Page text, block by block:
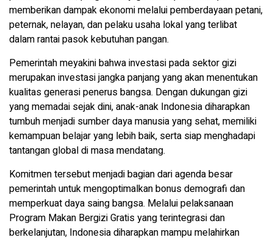
memberikan dampak ekonomi melalui pemberdayaan petani,
peternak, nelayan, dan pelaku usaha lokal yang terlibat
dalam rantai pasok kebutuhan pangan.
Pemerintah meyakini bahwa investasi pada sektor gizi
merupakan investasi jangka panjang yang akan menentukan
kualitas generasi penerus bangsa. Dengan dukungan gizi
yang memadai sejak dini, anak-anak Indonesia diharapkan
tumbuh menjadi sumber daya manusia yang sehat, memiliki
kemampuan belajar yang lebih baik, serta siap menghadapi
tantangan global di masa mendatang.
Komitmen tersebut menjadi bagian dari agenda besar
pemerintah untuk mengoptimalkan bonus demografi dan
memperkuat daya saing bangsa. Melalui pelaksanaan
Program Makan Bergizi Gratis yang terintegrasi dan
berkelanjutan, Indonesia diharapkan mampu melahirkan